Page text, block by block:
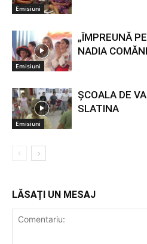
Emisiuni
Emisiuni
„ÎMPREUNĂ
NADIA
Emisiuni
ŞCOALA DE
SLATINA
LĂSAȚI UN MESAJ